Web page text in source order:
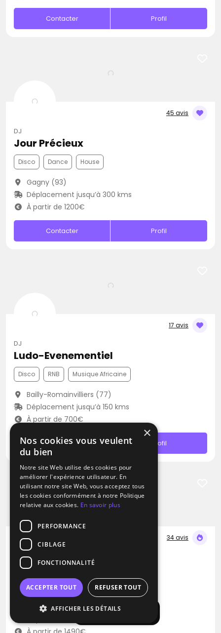
Afficher la carte
Contacter Profil
45 avis
DJ
Jour Précieux
Disco Dance House
Gagny (93)
Déplacement jusqu’à 300 kms
À partir de 1200€
Contacter Profil
17 avis
DJ
Ludo-Evenementiel
Disco RNB Musique Africaine
Bailly-Romainvilliers (77)
Déplacement jusqu’à 150 kms
À partir de 700€
Contacter Profil
34 avis
DJ
Lightmusic
Blues Pop Rap
Le Plessis-Feu-Aussoux (77)
×
Nos cookies vous veulent
du bien
Notre site Web utilise des cookies pour
améliorer l'expérience utilisateur. En
utilisant notre site Web, vous acceptez tous
les cookies conformément à notre Politique
relative aux cookies. En savoir plus
PERFORMANCE
CIBLAGE
FONCTIONNALITÉ
ACCEPTER TOUT REFUSER TOUT
AFFICHER LES DÉTAILS